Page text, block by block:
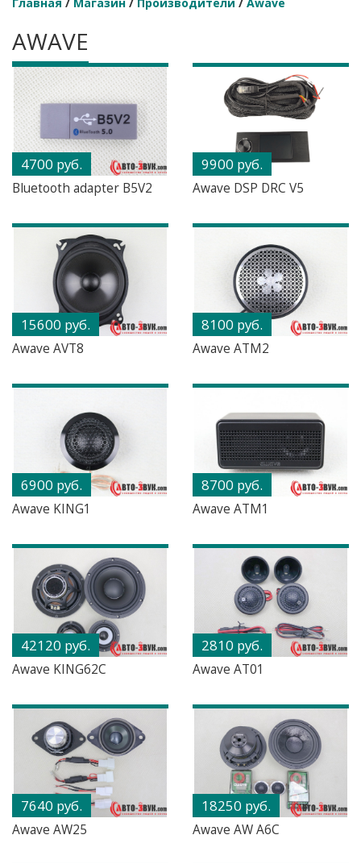
AWAVE
4700 руб.
Bluetooth adapter B5V2
9900 руб.
Awave DSP DRC V5
15600 руб.
Awave AVT8
8100 руб.
Awave ATM2
6900 руб.
Awave KING1
8700 руб.
Awave ATM1
42120 руб.
Awave KING62C
2810 руб.
Awave AT01
7640 руб.
Awave AW25
18250 руб.
Awave AW A6C